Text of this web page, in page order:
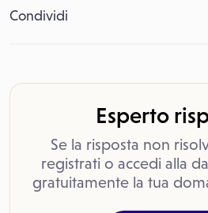
Condividi
Esperto
Se la risposta non
registrati o accedi alla
gratuitamente la tua